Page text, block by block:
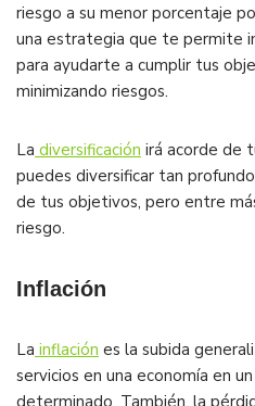
riesgo a su menor porcentaje
una estrategia que te permite
para ayudarte a cumplir tus
minimizando riesgos.
La diversificación irá acorde de
puedes diversificar tan
de tus objetivos, pero entre
riesgo.
Inflación
La inflación es la subida
servicios en una economía en